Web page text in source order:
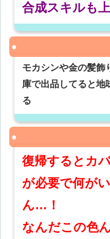
合成スキルも
モカシンや金の髪飾
庫で出品してると地
る
復帰するとカ
が必要で何が
ん…！
なんだこの色